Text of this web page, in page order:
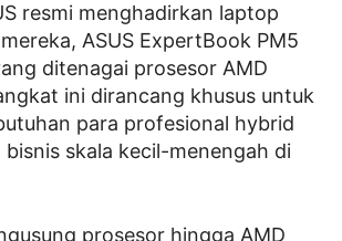
resmi menghadirkan laptop
ASUS ExpertBook PM5
ditenagai prosesor AMD
ini dirancang khusus untuk
para profesional hybrid
skala kecil-menengah di
prosesor hingga AMD